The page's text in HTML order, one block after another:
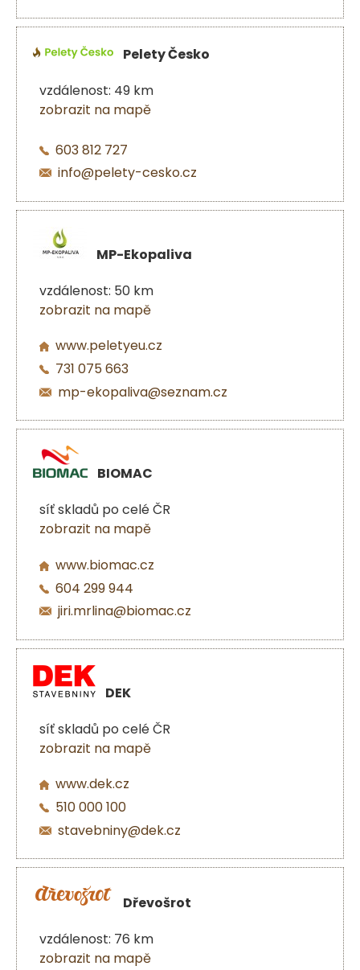
Pelety Česko
vzdálenost: 49 km
zobrazit na mapě
603 812 727
info@pelety-cesko.cz
MP-Ekopaliva
vzdálenost: 50 km
zobrazit na mapě
www.peletyeu.cz
731 075 663
mp-ekopaliva@seznam.cz
BIOMAC
síť skladů po celé ČR
zobrazit na mapě
www.biomac.cz
604 299 944
jiri.mrlina@biomac.cz
DEK
síť skladů po celé ČR
zobrazit na mapě
www.dek.cz
510 000 100
stavebniny@dek.cz
Dřevošrot
vzdálenost: 76 km
zobrazit na mapě